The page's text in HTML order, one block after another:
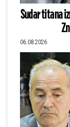
Sudar titana
06.08.2026